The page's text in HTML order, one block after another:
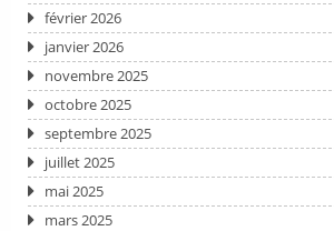
février 2026
janvier 2026
novembre 2025
octobre 2025
septembre 2025
juillet 2025
mai 2025
mars 2025